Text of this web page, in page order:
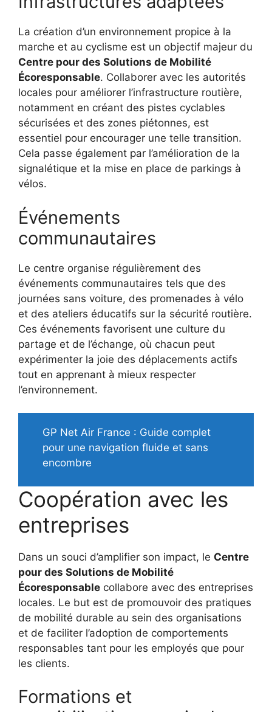
La création d’un environnement propice à la
marche et au cyclisme est un objectif majeur du
Centre pour des Solutions de Mobilité
Écoresponsable. Collaborer avec les autorités
locales pour améliorer l’infrastructure routière,
notamment en créant des pistes cyclables
sécurisées et des zones piétonnes, est
essentiel pour encourager une telle transition.
Cela passe également par l’amélioration de la
signalétique et la mise en place de parkings à
vélos.
Événements
communautaires
Le centre organise régulièrement des
événements communautaires tels que des
journées sans voiture, des promenades à vélo
et des ateliers éducatifs sur la sécurité routière.
Ces événements favorisent une culture du
partage et de l’échange, où chacun peut
expérimenter la joie des déplacements actifs
tout en apprenant à mieux respecter
l’environnement.
GP Net Air France : Guide complet
pour une navigation fluide et sans
encombre
Coopération avec les
entreprises
Dans un souci d’amplifier son impact, le Centre
pour des Solutions de Mobilité
Écoresponsable collabore avec des entreprises
locales. Le but est de promouvoir des pratiques
de mobilité durable au sein des organisations
et de faciliter l’adoption de comportements
responsables tant pour les employés que pour
les clients.
Formations et